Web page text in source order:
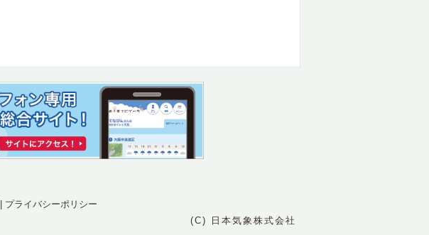
プライバシーポリシー
(C) 日本気象株式会社